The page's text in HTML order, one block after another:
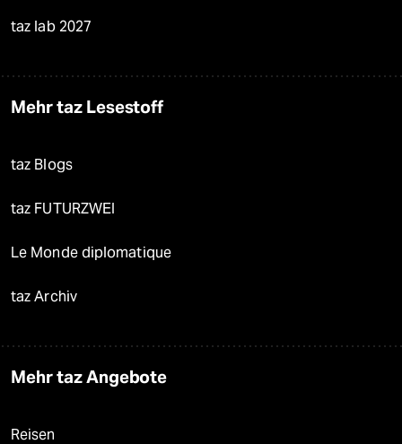
taz lab 2027
Mehr taz Lesestoff
taz Blogs
taz FUTURZWEI
Le Monde diplomatique
taz Archiv
Mehr taz Angebote
Reisen